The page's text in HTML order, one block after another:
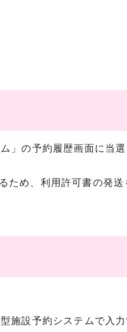
」の予約履歴画面に当
ため、利用許可書の発
施設予約システムで入